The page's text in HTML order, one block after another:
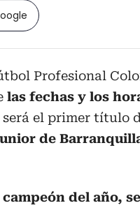
Profesional
las fechas y los
será el primer título
de
del año,